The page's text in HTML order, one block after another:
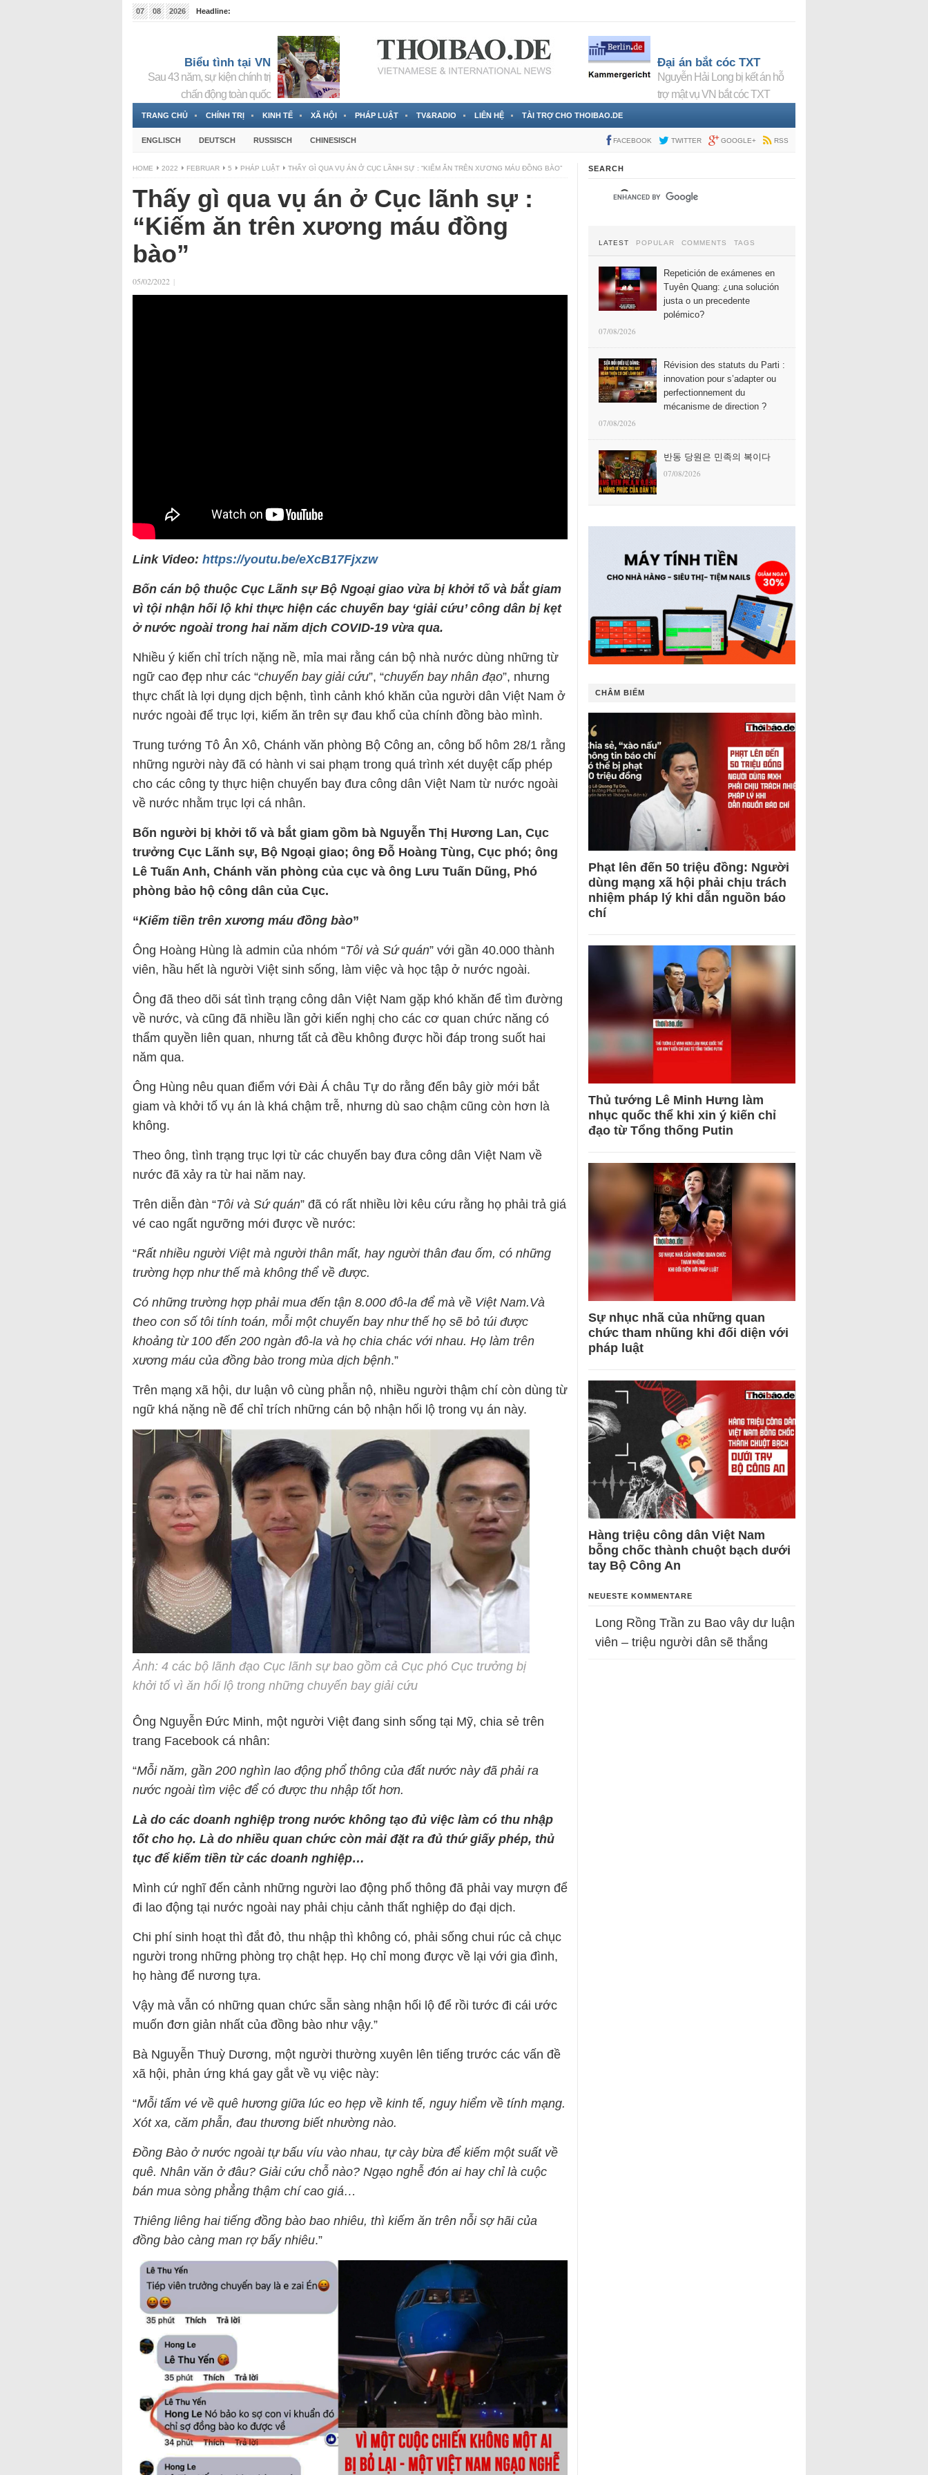
07 08 2026
Headline:
Biểu tình tại VN
Sau 43 năm, sự kiện chính trị
chấn động toàn quốc
Đại án bắt cóc TXT
Nguyễn Hải Long bị kết án hỗ
trợ mật vụ VN bắt cóc TXT
TRANG CHỦ CHÍNH TRỊ KINH TẾ XÃ HỘI PHÁP LUẬT TV&RADIO LIÊN HỆ TÀI TRỢ CHO THOIBAO.DE
ENGLISCH DEUTSCH RUSSISCH CHINESISCH FACEBOOK TWITTER GOOGLE+ RSS
HOME 2022 FEBRUAR 5 PHÁP LUẬT THẤY GÌ QUA VỤ ÁN Ở CỤC LÃNH SỰ : “KIẾM ĂN TRÊN XƯƠNG MÁU ĐỒNG BÀO”
Thấy gì qua vụ án ở Cục lãnh sự :
“Kiếm ăn trên xương máu đồng
bào”
05/02/2022 |
Link Video: https://youtu.be/eXcB17Fjxzw
Bốn cán bộ thuộc Cục Lãnh sự Bộ Ngoại giao vừa bị khởi tố và bắt giam
vì tội nhận hối lộ khi thực hiện các chuyến bay ‘giải cứu’ công dân bị kẹt
ở nước ngoài trong hai năm dịch COVID-19 vừa qua.
Nhiều ý kiến chỉ trích nặng nề, mỉa mai rằng cán bộ nhà nước dùng những từ
ngữ cao đẹp như các “chuyến bay giải cứu”, “chuyến bay nhân đạo”, nhưng
thực chất là lợi dụng dịch bệnh, tình cảnh khó khăn của người dân Việt Nam ở
nước ngoài để trục lợi, kiếm ăn trên sự đau khổ của chính đồng bào mình.
Trung tướng Tô Ân Xô, Chánh văn phòng Bộ Công an, công bố hôm 28/1 rằng
những người này đã có hành vi sai phạm trong quá trình xét duyệt cấp phép
cho các công ty thực hiện chuyến bay đưa công dân Việt Nam từ nước ngoài
về nước nhằm trục lợi cá nhân.
Bốn người bị khởi tố và bắt giam gồm bà Nguyễn Thị Hương Lan, Cục
trưởng Cục Lãnh sự, Bộ Ngoại giao; ông Đỗ Hoàng Tùng, Cục phó; ông
Lê Tuấn Anh, Chánh văn phòng của cục và ông Lưu Tuấn Dũng, Phó
phòng bảo hộ công dân của Cục.
“Kiếm tiền trên xương máu đồng bào”
Ông Hoàng Hùng là admin của nhóm “Tôi và Sứ quán” với gần 40.000 thành
viên, hầu hết là người Việt sinh sống, làm việc và học tập ở nước ngoài.
Ông đã theo dõi sát tình trạng công dân Việt Nam gặp khó khăn để tìm đường
về nước, và cũng đã nhiều lần gởi kiến nghị cho các cơ quan chức năng có
thẩm quyền liên quan, nhưng tất cả đều không được hồi đáp trong suốt hai
năm qua.
Ông Hùng nêu quan điểm với Đài Á châu Tự do rằng đến bây giờ mới bắt
giam và khởi tố vụ án là khá chậm trễ, nhưng dù sao chậm cũng còn hơn là
không.
Theo ông, tình trạng trục lợi từ các chuyến bay đưa công dân Việt Nam về
nước đã xảy ra từ hai năm nay.
Trên diễn đàn “Tôi và Sứ quán” đã có rất nhiều lời kêu cứu rằng họ phải trả giá
vé cao ngất ngưỡng mới được về nước:
“Rất nhiều người Việt mà người thân mất, hay người thân đau ốm, có những
trường hợp như thế mà không thể về được.
Có những trường hợp phải mua đến tận 8.000 đô-la để mà về Việt Nam.Và
theo con số tôi tính toán, mỗi một chuyến bay như thế họ sẽ bỏ túi được
khoảng từ 100 đến 200 ngàn đô-la và họ chia chác với nhau. Họ làm trên
xương máu của đồng bào trong mùa dịch bệnh.”
Trên mạng xã hội, dư luận vô cùng phẫn nộ, nhiều người thậm chí còn dùng từ
ngữ khá nặng nề để chỉ trích những cán bộ nhận hối lộ trong vụ án này.
Ảnh: 4 các bộ lãnh đạo Cục lãnh sự bao gồm cả Cục phó Cục trưởng bị
khởi tố vì ăn hối lộ trong những chuyến bay giải cứu
Ông Nguyễn Đức Minh, một người Việt đang sinh sống tại Mỹ, chia sẻ trên
trang Facebook cá nhân:
“Mỗi năm, gần 200 nghìn lao động phổ thông của đất nước này đã phải ra
nước ngoài tìm việc để có được thu nhập tốt hơn.
Là do các doanh nghiệp trong nước không tạo đủ việc làm có thu nhập
tốt cho họ. Là do nhiều quan chức còn mải đặt ra đủ thứ giấy phép, thủ
tục để kiếm tiền từ các doanh nghiệp…
Mình cứ nghĩ đến cảnh những người lao động phổ thông đã phải vay mượn để
đi lao động tại nước ngoài nay phải chịu cảnh thất nghiệp do đại dịch.
Chi phí sinh hoạt thì đắt đỏ, thu nhập thì không có, phải sống chui rúc cả chục
người trong những phòng trọ chật hẹp. Họ chỉ mong được về lại với gia đình,
họ hàng để nương tựa.
Vậy mà vẫn có những quan chức sẵn sàng nhận hối lộ để rồi tước đi cái ước
muốn đơn giản nhất của đồng bào như vậy.”
Bà Nguyễn Thuỳ Dương, một người thường xuyên lên tiếng trước các vấn đề
xã hội, phản ứng khá gay gắt về vụ việc này:
“Mỗi tấm vé về quê hương giữa lúc eo hẹp về kinh tế, nguy hiểm về tính mạng.
Xót xa, căm phẫn, đau thương biết nhường nào.
Đồng Bào ở nước ngoài tự bấu víu vào nhau, tự cày bừa để kiếm một suất về
quê. Nhân văn ở đâu? Giải cứu chỗ nào? Ngạo nghễ đón ai hay chỉ là cuộc
bán mua sòng phẳng thậm chí cao giá…
Thiêng liêng hai tiếng đồng bào bao nhiêu, thì kiếm ăn trên nỗi sợ hãi của
đồng bào càng man rợ bấy nhiêu.”
SEARCH
LATEST POPULAR COMMENTS TAGS
Repetición de exámenes en
Tuyên Quang: ¿una solución
justa o un precedente
polémico?
07/08/2026
Révision des statuts du Parti :
innovation pour s’adapter ou
perfectionnement du
mécanisme de direction ?
07/08/2026
반동 당원은 민족의 복이다
07/08/2026
CHÂM BIẾM
Phạt lên đến 50 triệu đồng: Người
dùng mạng xã hội phải chịu trách
nhiệm pháp lý khi dẫn nguồn báo
chí
Thủ tướng Lê Minh Hưng làm
nhục quốc thể khi xin ý kiến chỉ
đạo từ Tổng thống Putin
Sự nhục nhã của những quan
chức tham nhũng khi đối diện với
pháp luật
Hàng triệu công dân Việt Nam
bỗng chốc thành chuột bạch dưới
tay Bộ Công An
NEUESTE KOMMENTARE
Long Rồng Trần zu Bao vây dư luận
viên – triệu người dân sẽ thắng